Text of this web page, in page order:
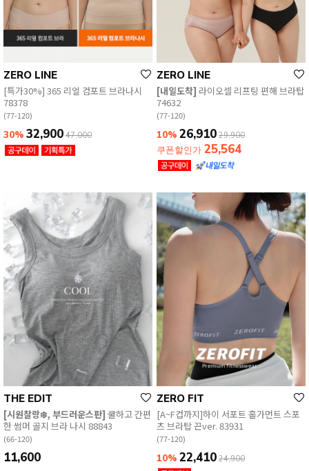
ZERO LINE
[특가30%] 365 리얼 컴포트 브라나시
78378
(77-120)
30% 32,900 47,000
ZERO LINE
[내일도착] 라이오셀 리프팅 편해 브라탑
74632
(77-120)
10% 26,910 29,900
쿠폰할인가 25,564
THE EDIT
[시원찰랑❄️, 부드러운스판] 쿨하고 간편
한 썸머 골지 브라 나시 88843
(66-120)
11,600
ZERO FIT
[A~F컵까지]하이 서포트 홀가먼트 스포
츠 브라탑 끈ver. 83931
(77-120)
10% 22,410 24,900